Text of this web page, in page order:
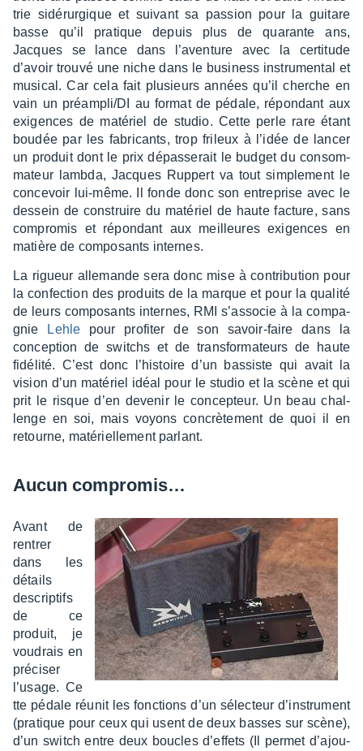
trie sidé­rur­gique et suivant sa passion pour la guitare
basse qu’il pratique depuis plus de quarante ans,
Jacques se lance dans l’aven­ture avec la certi­tude
d’avoir trouvé une niche dans le busi­ness instru­men­tal et
musi­cal. Car cela fait plusieurs années qu’il cherche en
vain un préam­pli/DI au format de pédale, répon­dant aux
exigences de maté­riel de studio. Cette perle rare étant
boudée par les fabri­cants, trop frileux à l’idée de lancer
un produit dont le prix dépas­se­rait le budget du consom­
ma­teur lambda, Jacques Ruppert va tout simple­ment le
conce­voir lui-même. Il fonde donc son entre­prise avec le
dessein de construire du maté­riel de haute facture, sans
compro­mis et répon­dant aux meilleures exigences en
matière de compo­sants internes.
La rigueur alle­mande sera donc mise à contri­bu­tion pour
la confec­tion des produits de la marque et pour la qualité
de leurs compo­sants internes, RMI s’as­so­cie à la compa­
gnie
Lehle pour profi­ter de son savoir-faire dans la
concep­tion de switchs et de trans­for­ma­teurs de haute
fidé­lité. C’est donc l’his­toire d’un bassiste qui avait la
vision d’un maté­riel idéal pour le studio et la scène et qui
prit le risque d’en deve­nir le concep­teur. Un beau chal­
lenge en soi, mais voyons concrè­te­ment de quoi il en
retourne, maté­riel­le­ment parlant.
Aucun compro­mis…
Avant de
rentrer
dans les
détails
descrip­tifs
de ce
produit, je
voudrais en
préci­ser
l’usage. Ce
tte pédale réunit les fonc­tions d’un sélec­teur d’ins­tru­ment
(pratique pour ceux qui usent de deux basses sur scène),
d’un switch entre deux boucles d’ef­fets (Il permet d’ajou­